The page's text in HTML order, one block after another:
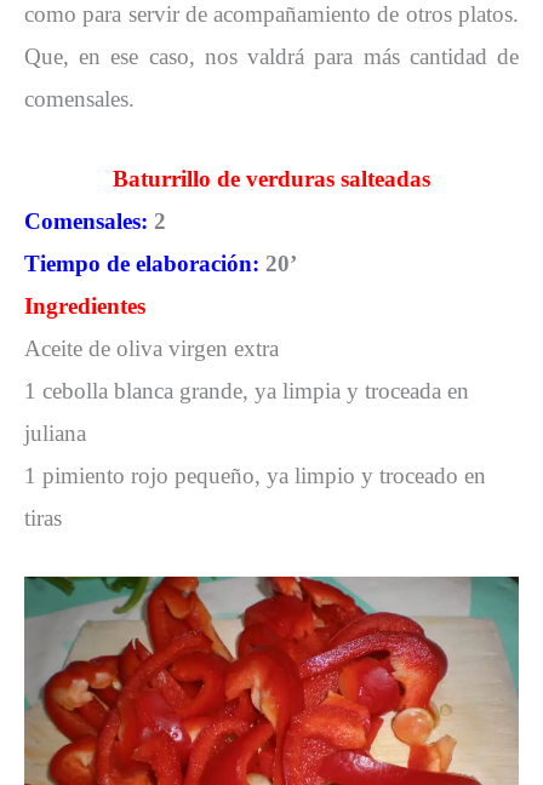
como para servir de acompañamiento de otros platos.
Que, en ese caso, nos valdrá para más cantidad de
comensales.
Baturrillo de verduras salteadas
Comensales: 2
Tiempo de elaboración: 20’
Ingredientes
Aceite de oliva virgen extra
1 cebolla blanca grande, ya limpia y troceada en
juliana
1 pimiento rojo pequeño, ya limpio y troceado en
tiras